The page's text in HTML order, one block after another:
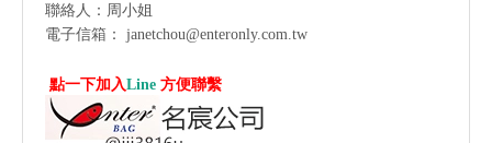
聯絡人：周小姐
電子信箱： janetchou@enteronly.com.tw
點一下加入Line 方便聯繫